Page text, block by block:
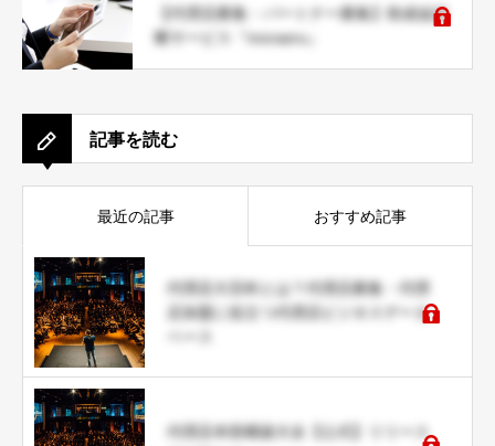
【代理店募集・パートナー募集】助成金診
断サービス『moraeru』
記事を読む
最近の記事 おすすめ記事
代理店大百科とは？代理店募集・代理
店加盟に役立つ代理店ビジネスデータ
代理店本部構築大全【公式】リリース